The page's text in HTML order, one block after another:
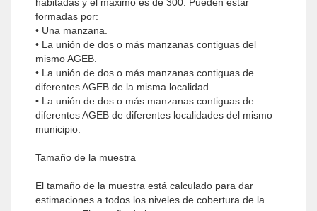
formadas por:
• Una manzana.
• La unión de dos o más manzanas contiguas del
mismo AGEB.
• La unión de dos o más manzanas contiguas de
diferentes AGEB de la misma localidad.
• La unión de dos o más manzanas contiguas de
diferentes AGEB de diferentes localidades del mismo
municipio.
Tamaño de la muestra
El tamaño de la muestra está calculado para dar
estimaciones a todos los niveles de cobertura de la